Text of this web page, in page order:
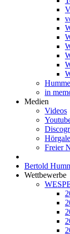
in
Medien
Videos
Freier
Bertold
Wettbewerbe